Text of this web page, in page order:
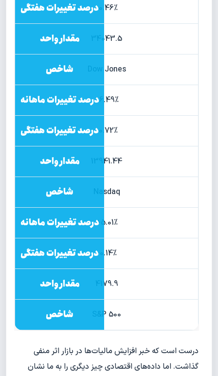
0.46%-
34043.5
Dow Jones
6.49%+
0.72%-
13941.44
Nasdaq
5.01%+
0.14%-
4179.9
S&P 500
درست است که خبر افزایش مالیات‌ها در بازار اثر منفی
گذاشت. اما داده‌های اقتصادی چیز دیگری را به ما نشان